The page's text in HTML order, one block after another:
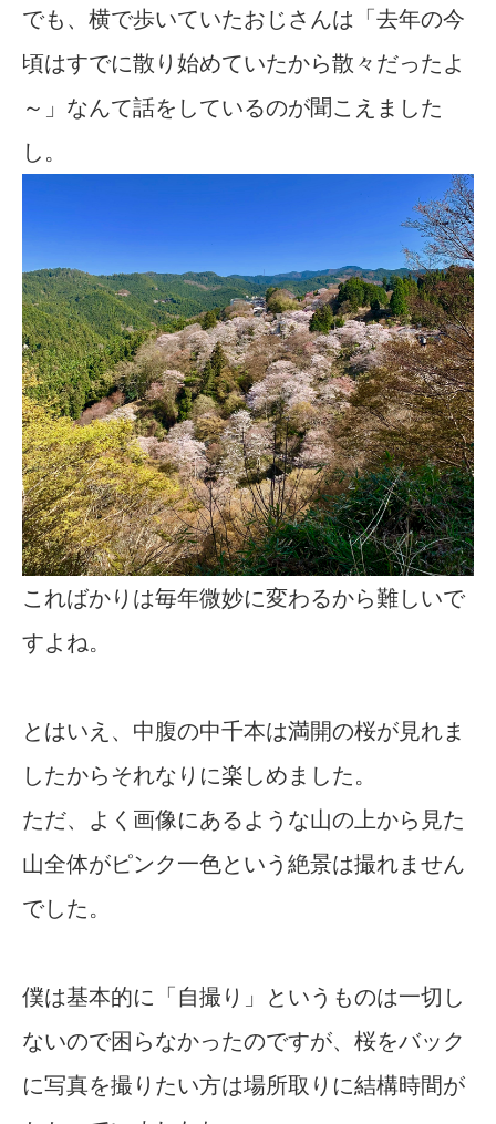
でも、横で歩いていたおじさんは「去年の今
頃はすでに散り始めていたから散々だったよ
～」なんて話をしているのが聞こえました
し。
こればかりは毎年微妙に変わるから難しいで
すよね。
とはいえ、中腹の中千本は満開の桜が見れま
したからそれなりに楽しめました。
ただ、よく画像にあるような山の上から見た
山全体がピンク一色という絶景は撮れません
でした。
僕は基本的に「自撮り」というものは一切し
ないので困らなかったのですが、桜をバック
に写真を撮りたい方は場所取りに結構時間が